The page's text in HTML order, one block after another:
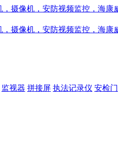
监视器 拼接屏 执法记录仪 安检门